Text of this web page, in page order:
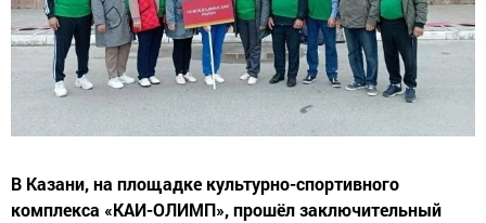
В Казани, на площадке культурно-спортивного
комплекса «КАИ-ОЛИМП», прошёл заключительный